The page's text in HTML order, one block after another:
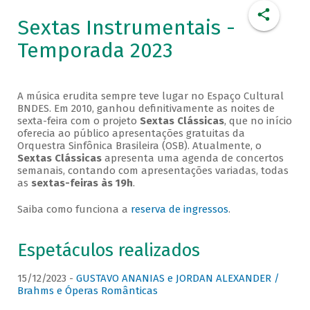
Sextas Instrumentais -
Temporada 2023
A música erudita sempre teve lugar no Espaço Cultural
BNDES. Em 2010, ganhou definitivamente as noites de
sexta-feira com o projeto Sextas Clássicas, que no início
oferecia ao público apresentações gratuitas da
Orquestra Sinfônica Brasileira (OSB). Atualmente, o
Sextas Clássicasapresenta uma agenda de concertos
semanais, contando com apresentações variadas, todas
as sextas-feiras às 19h.
Saiba como funciona a reserva de ingressos.
Espetáculos realizados
15/12/2023 - GUSTAVO ANANIAS e JORDAN ALEXANDER /
Brahms e Óperas Românticas